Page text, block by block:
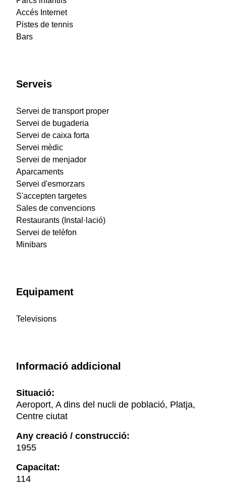
Accés Internet
Pistes de tennis
Bars
Serveis
Servei de transport proper
Servei de bugaderia
Servei de caixa forta
Servei mèdic
Servei de menjador
Aparcaments
Servei d'esmorzars
S'accepten targetes
Sales de convencions
Restaurants (Instal·lació)
Servei de telèfon
Minibars
Equipament
Televisions
Informació addicional
Situació:
Aeroport, A dins del nucli de població, Platja,
Centre ciutat
Any creació / construcció:
1955
Capacitat:
114